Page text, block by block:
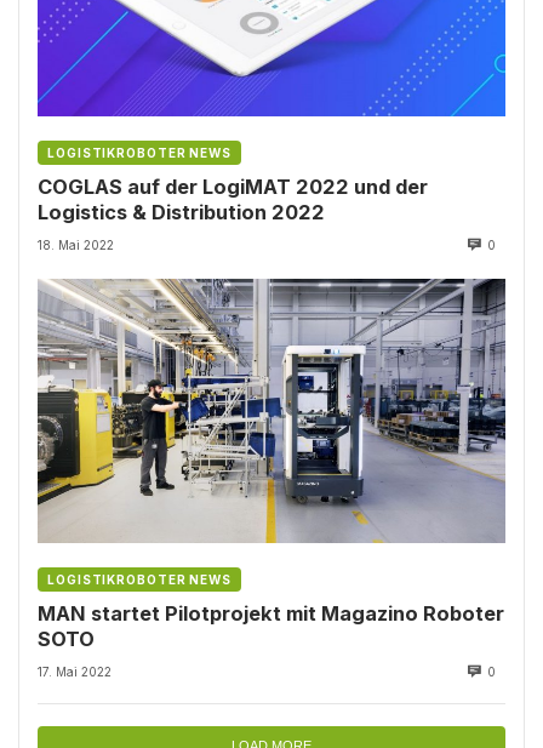
LOGISTIKROBOTER NEWS
COGLAS auf der LogiMAT 2022 und der
Logistics & Distribution 2022
18. Mai 2022 0
LOGISTIKROBOTER NEWS
MAN startet Pilotprojekt mit Magazino Roboter
SOTO
17. Mai 2022 0